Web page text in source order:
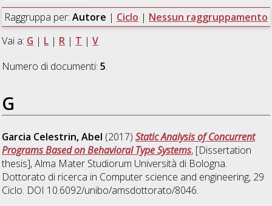
Raggruppa per: Autore | Ciclo | Nessun raggruppamento
Vai a: G | L | R | T |V
Numero di documenti:5.
G
Garcia Celestrin, Abel (2017)Static Analysis of Concurrent
Programs Based on Behavioral Type Systems, [Dissertation
thesis], Alma Mater Studiorum Università di Bologna.
Dottorato di ricerca in Computer science and engineering, 29
Ciclo. DOI 10.6092/unibo/amsdottorato/8046.